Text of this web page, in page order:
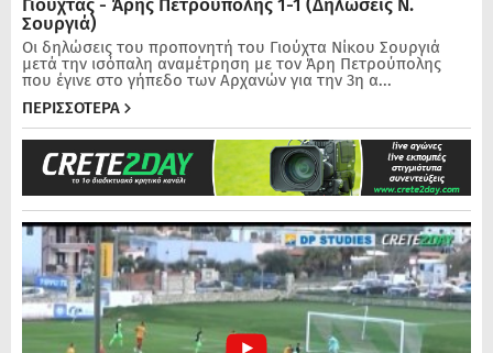
Γιούχτας - Άρης Πετρούπολης 1-1 (Δηλώσεις Ν.
Σουργιά)
Οι δηλώσεις του προπονητή του Γιούχτα Νίκου Σουργιά
μετά την ισόπαλη αναμέτρηση με τον Άρη Πετρούπολης
που έγινε στο γήπεδο των Αρχανών για την 3η α...
ΠΕΡΙΣΣΟΤΕΡΑ